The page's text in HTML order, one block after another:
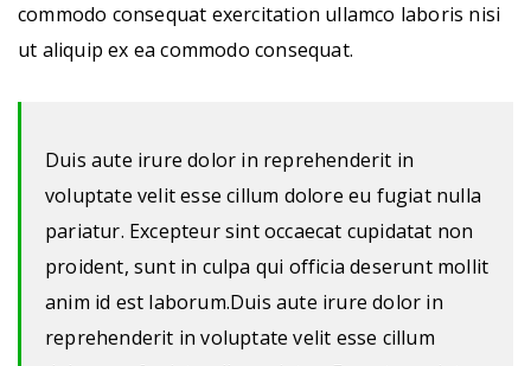
commodo consequat exercitation ullamco laboris nisi
ut aliquip ex ea commodo consequat.
Duis aute irure dolor in reprehenderit in
voluptate velit esse cillum dolore eu fugiat nulla
pariatur. Excepteur sint occaecat cupidatat non
proident, sunt in culpa qui officia deserunt mollit
anim id est laborum.Duis aute irure dolor in
reprehenderit in voluptate velit esse cillum